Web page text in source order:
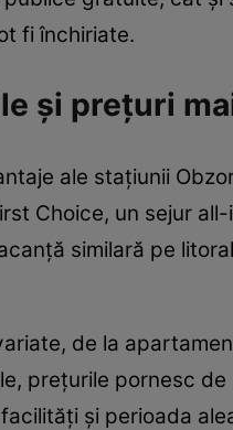
fi închiriate.
și prețuri
ale stațiunii
Choice, un sejur
similară pe
de la
prețurile pornesc
și perioada